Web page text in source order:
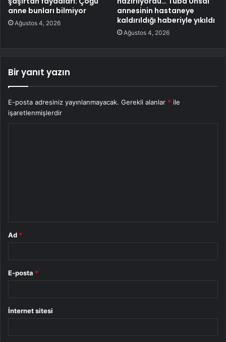
anne bunları bilmiyor
Ağustos 4, 2026
annesinin hastaneye
kaldırıldığı haberiyle yıkıldı
Ağustos 4, 2026
Bir yanıt yazın
E-posta adresiniz yayınlanmayacak. Gerekli alanlar * ile
işaretlenmişlerdir
Ad *
E-posta *
İnternet sitesi